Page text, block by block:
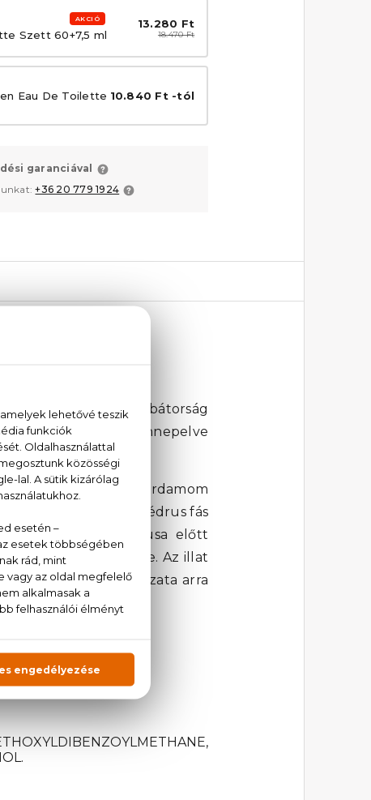
AKCIÓ
Szett 60+7,5 ml
13.280 Ft
18.470 Ft
Eau De Toilette 10.840 Ft -tól
garanciával
+36 20 779 1924
de Parfum-ben az a bátorság
identitás előtt - ünnepelve
a fűszeres kardamom
és a karakteres cédrus fás
Saffiano™ bőr tónusa előtt
benyomását keltve. Az illat
intenzívebb változata arra